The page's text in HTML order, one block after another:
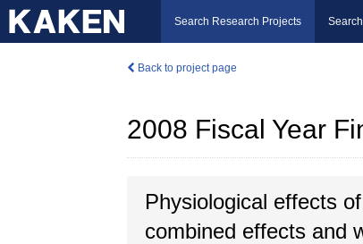
Search Research Projects
Back to project page
2008 Fiscal Year
Physiological effects
combined effects and